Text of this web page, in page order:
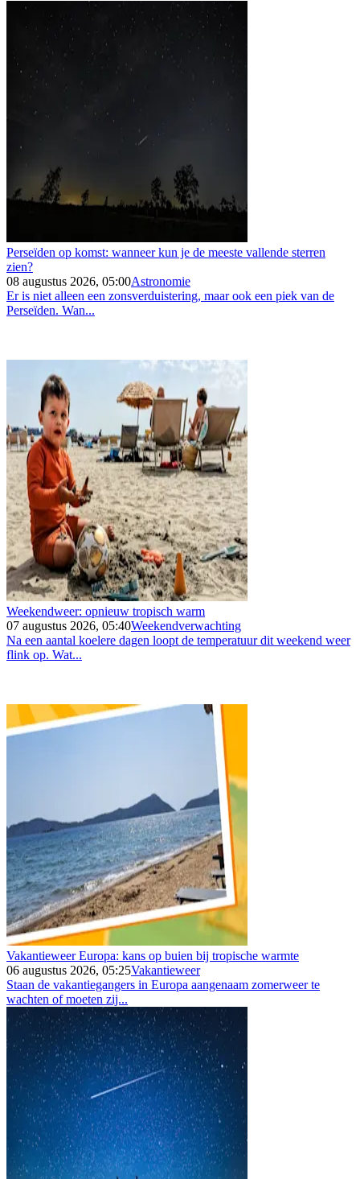
Perseïden op komst: wanneer kun je de meeste vallende sterren
zien?
08 augustus 2026, 05:00Astronomie
Er is niet alleen een zonsverduistering, maar ook een piek van de
Perseïden. Wan...
Weekendweer: opnieuw tropisch warm
07 augustus 2026, 05:40Weekendverwachting
Na een aantal koelere dagen loopt de temperatuur dit weekend weer
flink op. Wat...
Vakantieweer Europa: kans op buien bij tropische warmte
06 augustus 2026, 05:25Vakantieweer
Staan de vakantiegangers in Europa aangenaam zomerweer te
wachten of moeten zij...